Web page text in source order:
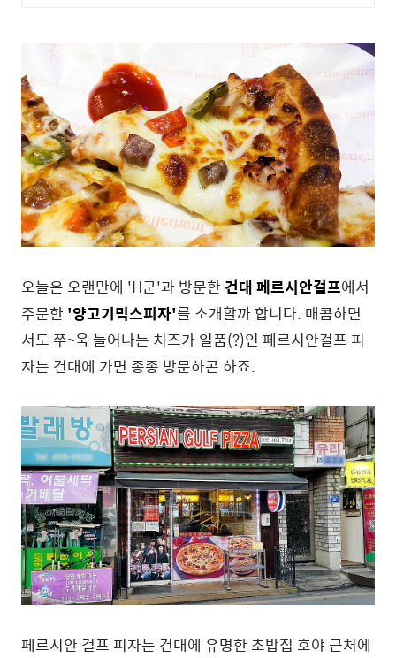
오늘은 오랜만에 'H군'과 방문한 건대 페르시안걸프에서
주문한 '양고기믹스피자'를 소개할까 합니다. 매콤하면
서도 쭈~욱 늘어나는 치즈가 일품(?)인 페르시안걸프 피
자는 건대에 가면 종종 방문하곤 하죠.
페르시안 걸프 피자는 건대에 유명한 초밥집 호야 근처에